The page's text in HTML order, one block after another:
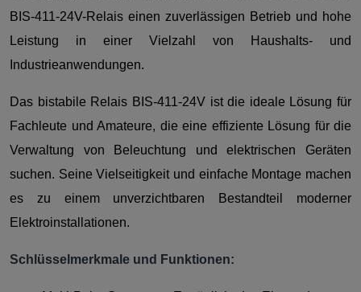
BIS-411-24V-Relais einen zuverlässigen Betrieb und hohe
Leistung in einer Vielzahl von Haushalts- und
Industrieanwendungen.
Das bistabile Relais BIS-411-24V ist die ideale Lösung für
Fachleute und Amateure, die eine effiziente Lösung für die
Verwaltung von Beleuchtung und elektrischen Geräten
suchen. Seine Vielseitigkeit und einfache Montage machen
es zu einem unverzichtbaren Bestandteil moderner
Elektroinstallationen.
Schlüsselmerkmale und Funktionen: